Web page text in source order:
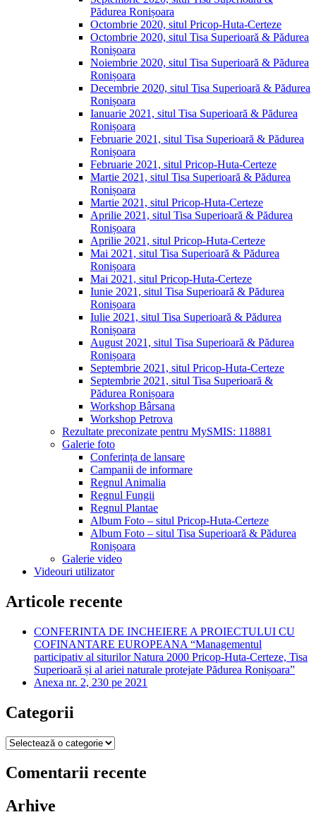
Pădurea Ronișoara
Octombrie 2020, situl Pricop-Huta-Certeze
Octombrie 2020, situl Tisa Superioară & Pădurea
Ronișoara
Noiembrie 2020, situl Tisa Superioară & Pădurea
Ronișoara
Decembrie 2020, situl Tisa Superioară & Pădurea
Ronișoara
Ianuarie 2021, situl Tisa Superioară & Pădurea
Ronișoara
Februarie 2021, situl Tisa Superioară & Pădurea
Ronișoara
Februarie 2021, situl Pricop-Huta-Certeze
Martie 2021, situl Tisa Superioară & Pădurea
Ronișoara
Martie 2021, situl Pricop-Huta-Certeze
Aprilie 2021, situl Tisa Superioară & Pădurea
Ronișoara
Aprilie 2021, situl Pricop-Huta-Certeze
Mai 2021, situl Tisa Superioară & Pădurea
Ronișoara
Mai 2021, situl Pricop-Huta-Certeze
Iunie 2021, situl Tisa Superioară & Pădurea
Ronișoara
Iulie 2021, situl Tisa Superioară & Pădurea
Ronișoara
August 2021, situl Tisa Superioară & Pădurea
Ronișoara
Septembrie 2021, situl Pricop-Huta-Certeze
Septembrie 2021, situl Tisa Superioară &
Pădurea Ronișoara
Workshop Bârsana
Workshop Petrova
Rezultate preconizate pentru MySMIS: 118881
Galerie foto
Conferința de lansare
Campanii de informare
Regnul Animalia
Regnul Fungii
Regnul Plantae
Album Foto – situl Pricop-Huta-Certeze
Album Foto – situl Tisa Superioară & Pădurea
Ronișoara
Galerie video
Videouri utilizator
Articole recente
CONFERINTA DE INCHEIERE A PROIECTULUI CU
COFINANTARE EUROPEANA “Managementul
participativ al siturilor Natura 2000 Pricop-Huta-Certeze, Tisa
Superioară și al ariei naturale protejate Pădurea Ronișoara”
Anexa nr. 2, 230 pe 2021
Categorii
Categorii
Comentarii recente
Arhive